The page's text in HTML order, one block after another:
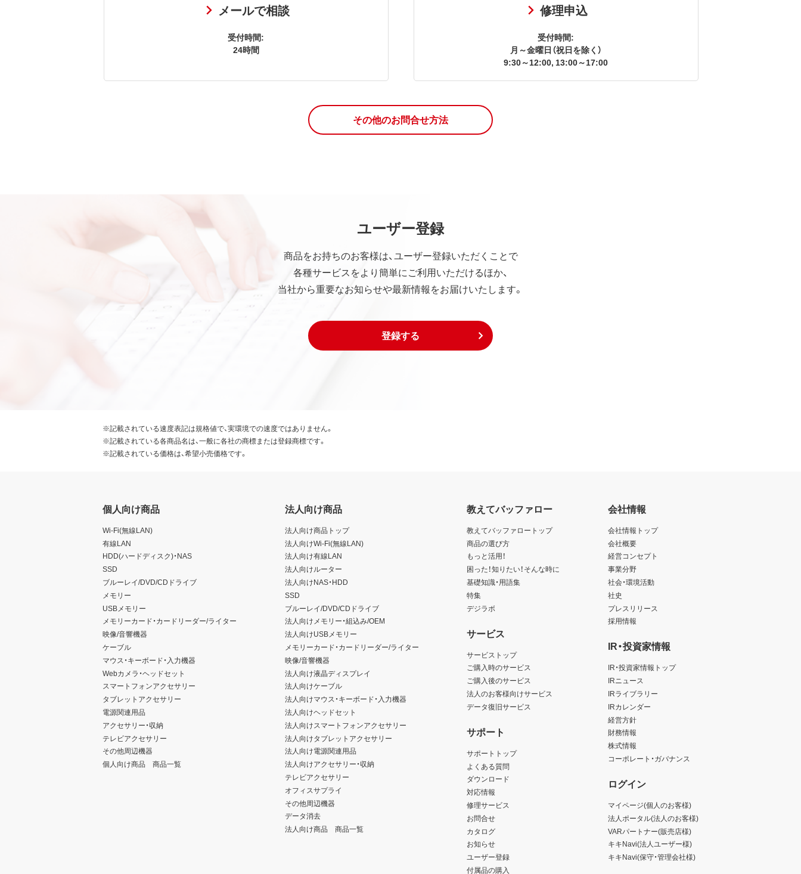
メールで相談
受付時間:
24時間
修理申込
受付時間:
月～金曜日（祝日を除く）
9:30～12:00, 13:00～17:00
その他のお問合せ方法
ユーザー登録
商品をお持ちのお客様は、ユーザー登録いただくことで
各種サービスをより簡単にご利用いただけるほか、
当社から重要なお知らせや最新情報をお届けいたします。
登録する
※記載されている速度表記は規格値で、実環境での速度ではありません。
※記載されている各商品名は、一般に各社の商標または登録商標です。
※記載されている価格は、希望小売価格です。
個人向け商品
Wi-Fi(無線LAN)
有線LAN
HDD(ハードディスク)・NAS
SSD
ブルーレイ/DVD/CDドライブ
メモリー
USBメモリー
メモリーカード・カードリーダー/ライター
映像/音響機器
ケーブル
マウス・キーボード・入力機器
Webカメラ・ヘッドセット
スマートフォンアクセサリー
タブレットアクセサリー
電源関連用品
アクセサリー・収納
テレビアクセサリー
その他周辺機器
個人向け商品 商品一覧
法人向け商品
法人向け商品トップ
法人向けWi-Fi(無線LAN)
法人向け有線LAN
法人向けルーター
法人向けNAS・HDD
SSD
ブルーレイ/DVD/CDドライブ
法人向けメモリー・組込み/OEM
法人向けUSBメモリー
メモリーカード・カードリーダー/ライター
映像/音響機器
法人向け液晶ディスプレイ
法人向けケーブル
法人向けマウス・キーボード・入力機器
法人向けヘッドセット
法人向けスマートフォンアクセサリー
法人向けタブレットアクセサリー
法人向け電源関連用品
法人向けアクセサリー・収納
テレビアクセサリー
オフィスサプライ
その他周辺機器
データ消去
法人向け商品 商品一覧
教えてバッファロー
教えてバッファロートップ
商品の選び方
もっと活用！
困った！知りたい！そんな時に
基礎知識・用語集
特集
デジラボ
サービス
サービストップ
ご購入時のサービス
ご購入後のサービス
法人のお客様向けサービス
データ復旧サービス
サポート
サポートトップ
よくある質問
ダウンロード
対応情報
修理サービス
お問合せ
カタログ
お知らせ
ユーザー登録
付属品の購入
会社情報
会社情報トップ
会社概要
経営コンセプト
事業分野
社会・環境活動
社史
プレスリリース
採用情報
IR・投資家情報
IR・投資家情報トップ
IRニュース
IRライブラリー
IRカレンダー
経営方針
財務情報
株式情報
コーポレート・ガバナンス
ログイン
マイページ(個人のお客様)
法人ポータル(法人のお客様)
VARパートナー(販売店様)
キキNavi(法人ユーザー様)
キキNavi(保守・管理会社様)